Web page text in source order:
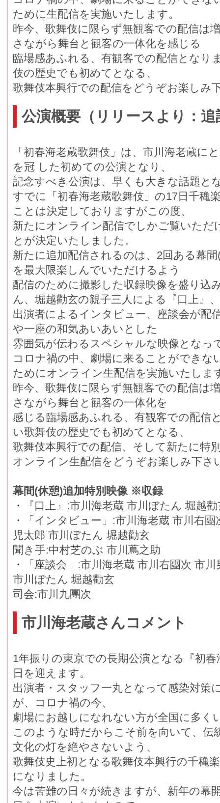
ために生配信を実施いたします。
昨今、歌舞伎に限らず無観客での配信は
さながら舞台と観客の一体化を感じる
臨場感あふれる、有観客での配信となり
伎の歴史でも初めてとなる、
歌舞伎本興行での配信をどうぞお楽しみ
公演概要（リリースより：追
「初春海老蔵歌舞伎」は、市川海老蔵に
を冠 した初めての公演となり、
記念すべき公演は、早くも大きな話題と
すでに「初春海老蔵歌舞伎」の17日千穐
ことは決定しておりますがこの度、
新たにオンライン配信でしかご覧いただ
とが決定いたしました。
新たに追加配信されるのは、2回ある幕
を最大限楽しんでいただけるよう
配信のために撮影した収録映像を盛り込
ん、堀越勸玄の親子三人による『口上』、
出演者によるインタビュー、座談会が配
や一座の和気あいあいとした
雰囲気が伝わるスペシャルな映像となっ
コロナ禍の中、劇場に来ることができな
ためにオンライン生配信を実施いたしま
昨今、歌舞伎に限らず無観客での配信は
さながら舞台と観客の一体化を
感じる臨場感あふれる、有観客での配信
い歌舞伎の歴史でも初めてとなる、
歌舞伎本興行での配信、そして新たに特
オンライン生配信をどうぞお楽しみ下さ
幕間(休憩)追加特別映像 ※収録
・『口上』:市川海老蔵 市川ぼたん 堀越勸
・「インタビュー」:市川海老蔵 市川右
児太郎 市川ぼたん 堀越勸玄
聞き手:中村芝のぶ 市川蔦之助
・「座談会」:市川海老蔵 市川右團次 市
市川ぼたん 堀越勸玄
司会:市川九團次
市川海老蔵さんコメント
1年振りの東京での長期公演となる『初
日を迎えます。
出演者・スタッフ一丸となって感染対策
が、コロナ禍の今、
劇場にお越しになれない方が全国に多く
このような時だからこそ前を向いて、伝
文化の灯を絶やさないよう、
歌舞伎史上初となる歌舞伎本興行の千穐
になりました。
今は苦難の日々が続きますが、新年の幕